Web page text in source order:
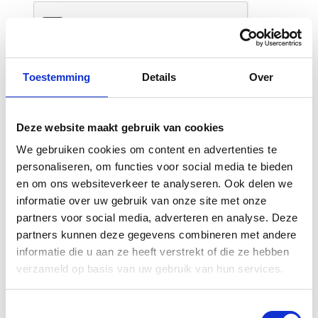
Toestemming Details Over
Deze website maakt gebruik van cookies
We gebruiken cookies om content en advertenties te
personaliseren, om functies voor social media te bieden
en om ons websiteverkeer te analyseren. Ook delen we
informatie over uw gebruik van onze site met onze
partners voor social media, adverteren en analyse. Deze
partners kunnen deze gegevens combineren met andere
informatie die u aan ze heeft verstrekt of die ze hebben
verzameld op basis van uw gebruik van hun services.
• Verkeer, motor en communicatiesystemen
• In Tour, Race en Pro uitvoering, voor elke
motorrijder de
• Perfecte pasvorm dankzij
AlpineThermoShape™ materiaal
• Geleverd met praktische travel pouch / case
• Geen afgesloten gevoel
• Geen siliconen
• Herbruikbaar
De vormgeving van de Alpine
gehoorbeschermers is een
exclusief Dutch Design. Alle oordoppen en
Gerelateerde
producten